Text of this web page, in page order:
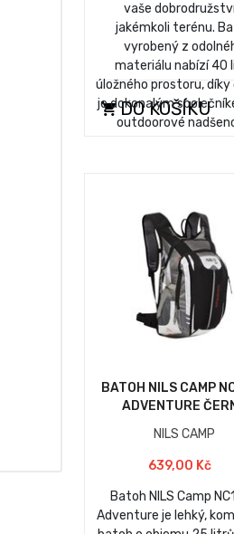
vaše
jakémkoli terénu.
vyrobený z
materiálu nabízí 40
úložného prostoru, díky
je dokonalým
outdoorové
DO KOŠÍKU
BATOH NILS CAMP
ADVENTURE
NILS CAMP
639,00 Kč
Batoh NILS Camp
Adventure je lehký,